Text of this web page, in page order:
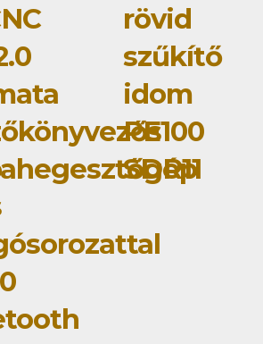
rövid
szűkítő
idom
PE100
SDR11